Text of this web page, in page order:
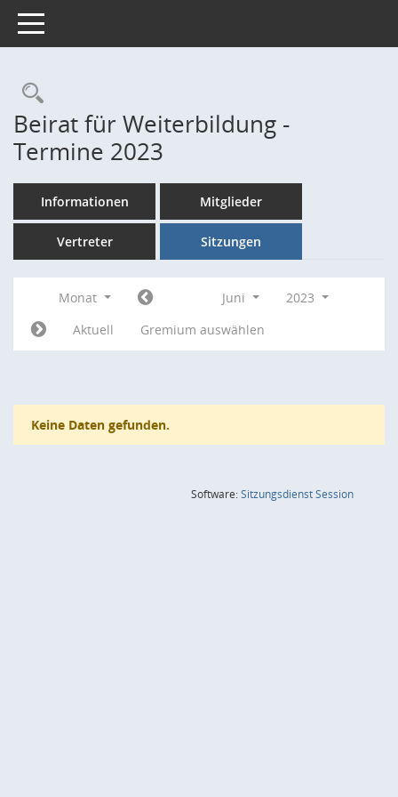
Toggle navigation
Rechercheauswahl
Beirat für Weiterbildung -
Termine 2023
Informationen Mitglieder
Vertreter Sitzungen
Monat Juni
2023
Aktuell
Gremium auswählen
Keine Daten gefunden.
Software:SitzungsdienstSession(Wird in